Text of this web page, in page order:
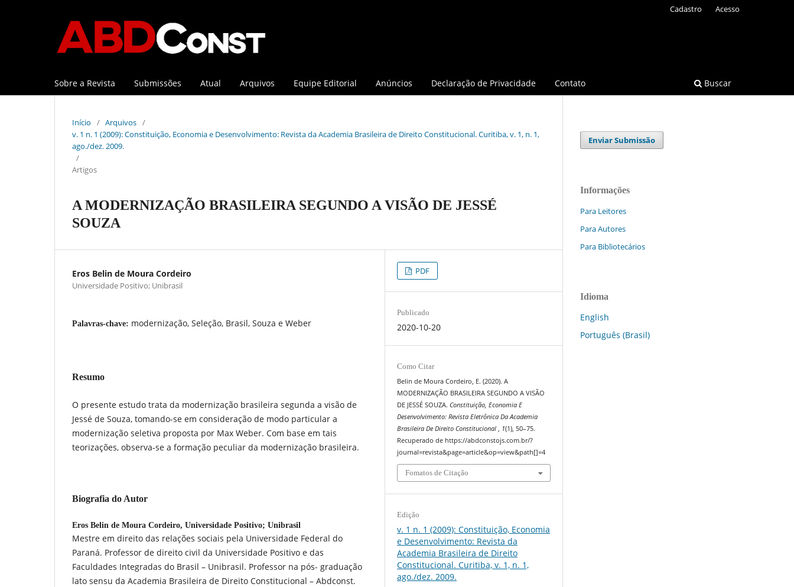
Sobre a Revista Submissões Atual Arquivos Equipe Editorial Anúncios Declaração de Privacidade Contato Buscar
Cadastro Acesso
Início / Arquivos /
v. 1 n. 1 (2009): Constituição, Economia e Desenvolvimento: Revista da Academia Brasileira de Direito Constitucional. Curitiba, v. 1, n. 1,
ago./dez. 2009.
/
Artigos
A MODERNIZAÇÃO BRASILEIRA SEGUNDO A VISÃO DE JESSÉ
SOUZA
Eros Belin de Moura Cordeiro
Universidade Positivo; Unibrasil
Palavras-chave: modernização, Seleção, Brasil, Souza e Weber
Resumo
O presente estudo trata da modernização brasileira segunda a visão de
Jessé de Souza, tomando-se em consideração de modo particular a
modernização seletiva proposta por Max Weber. Com base em tais
teorizações, observa-se a formação peculiar da modernização brasileira.
Biografia do Autor
Eros Belin de Moura Cordeiro, Universidade Positivo; Unibrasil
Mestre em direito das relações sociais pela Universidade Federal do
Paraná. Professor de direito civil da Universidade Positivo e das
Faculdades Integradas do Brasil – Unibrasil. Professor na pós- graduação
lato sensu da Academia Brasileira de Direito Constitucional – Abdconst.
PDF
Publicado
2020-10-20
Como Citar
Belin de Moura Cordeiro, E. (2020). A
MODERNIZAÇÃO BRASILEIRA SEGUNDO A VISÃO
DE JESSÉ SOUZA.Constituição, Economia E
Desenvolvimento: Revista Eletrônica Da Academia
Brasileira De Direito Constitucional, 1(1), 50–75.
Recuperado de https://abdconstojs.com.br/?
journal=revista&page=article&op=view&path[]=4
Fomatos de Citação
Edição
v. 1 n. 1 (2009): Constituição, Economia
e Desenvolvimento: Revista da
Academia Brasileira de Direito
Constitucional. Curitiba, v. 1, n. 1,
ago./dez. 2009.
Enviar Submissão
Informações
Para Leitores
Para Autores
Para Bibliotecários
Idioma
English
Português (Brasil)